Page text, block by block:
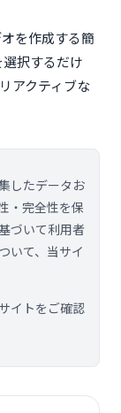
を作成する簡
択するだけ
アクティブな
したデータお
・完全性を保
づいて利用者
いて、当サイ
イトをご確認